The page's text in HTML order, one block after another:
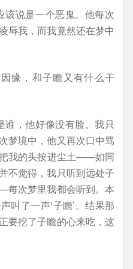
该说是一个恶鬼。他每次
辱我，而我竟然还在梦中
缘，和子瞻又有什么干
谁，他好像没有脸。我只
梦境中，他又再次口中骂
我的头按进尘土——如同
不觉得，我只听到远处子
次梦里我都会听到。本
叫了一声‘子瞻’。结果那
要挖了子瞻的心来吃，这